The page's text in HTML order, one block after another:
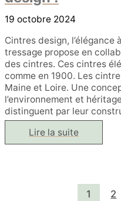
19 octobre 2024
Cintres design, l’élégance
tressage propose en
des cintres. Ces cintres
comme en 1900. Les
Maine et Loire. Une
l’environnement et
distinguent par leur
Nouveauté
:
les
Lire la suite
1 2